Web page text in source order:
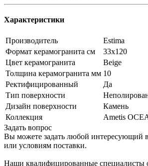
Характеристики
Производитель
Estima
Формат керамогранита см
33х120
Цвет керамогранита
Beige
Толщина керамогранита мм 10
Ректифицированный
Да
Тип поверхности
Дизайн поверхности
Камень
Коллекция
Ametis
Задать вопрос
Вы можете задать любой интересующий
или условиям поставки.
Наши квалифицированные специалисты